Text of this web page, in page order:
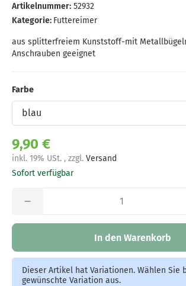
Artikelnummer: 52932
Kategorie: Futtereimer
aus splitterfreiem Kunststoff-mit
Anschrauben geeignet
Farbe
Farbe
9,90 €
inkl. 19% USt. , zzgl. Versand
Sofort verfügbar
In den Warenkorb
Dieser Artikel hat Variationen. Wählen Sie
gewünschte Variation aus.